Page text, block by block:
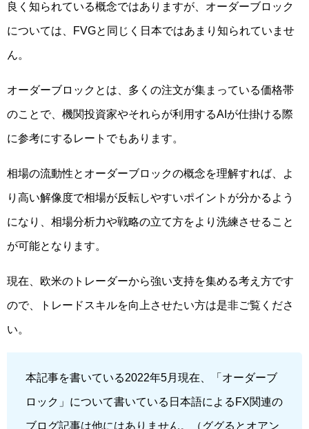
良く知られている概念ではありますが、オーダーブロック
については、FVGと同じく日本ではあまり知られていませ
ん。
オーダーブロックとは、多くの注文が集まっている価格帯
のことで、機関投資家やそれらが利用するAIが仕掛ける際
に参考にするレートでもあります。
相場の流動性とオーダーブロックの概念を理解すれば、よ
り高い解像度で相場が反転しやすいポイントが分かるよう
になり、相場分析力や戦略の立て方をより洗練させること
が可能となります。
現在、欧米のトレーダーから強い支持を集める考え方です
ので、トレードスキルを向上させたい方は是非ご覧くださ
い。
本記事を書いている2022年5月現在、「オーダーブ
ロック」について書いている日本語によるFX関連の
ブログ記事は他にはありません。（ググるとオアン